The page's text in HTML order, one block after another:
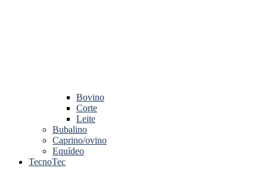
Bovino
Corte
Leite
Bubalino
Caprino/ovino
Equídeo
TecnoTec